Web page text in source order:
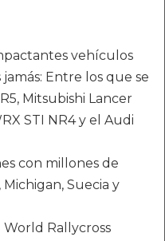
vehículos
Entre los que se
Mitsubishi Lancer
STI NR4 y el Audi
con millones de
Michigan, Suecia y
World Rallycross